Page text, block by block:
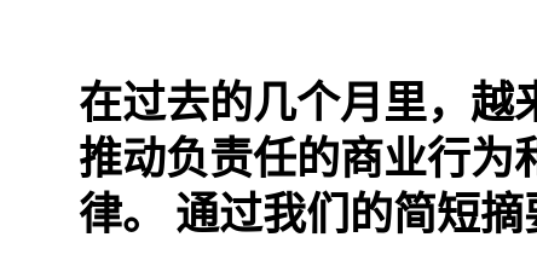
在过去的几个月里，越
推动负责任的商业行为
律。 通过我们的简短摘